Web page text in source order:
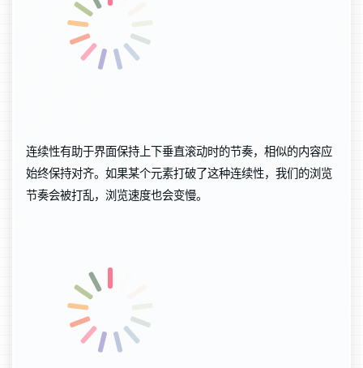
连续性有助于界面保持上下垂直滚动时的节奏，相似的内容应
始终保持对齐。如果某个元素打破了这种连续性，我们的浏览
节奏会被打乱，浏览速度也会变慢。